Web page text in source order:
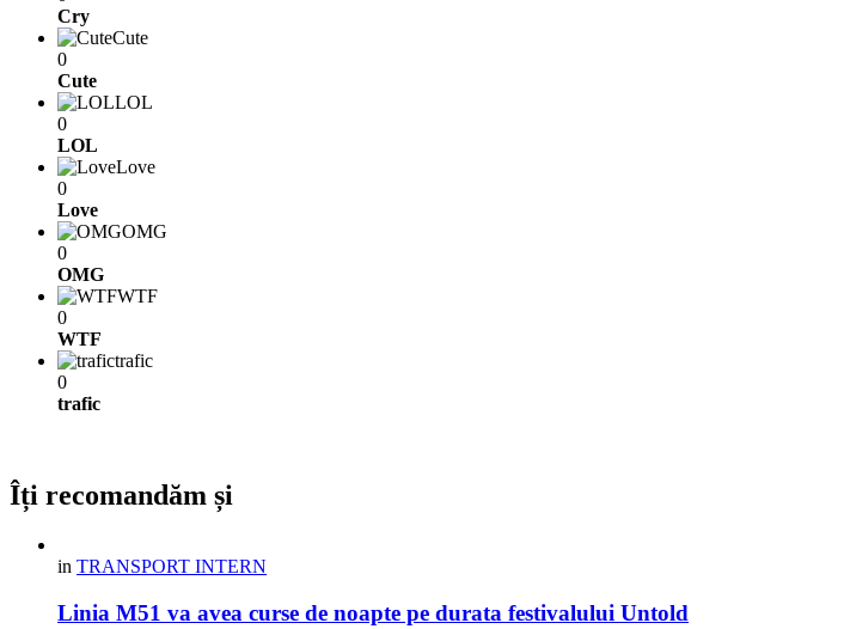
Cry
Cute
0
Cute
LOL
0
LOL
Love
0
Love
OMG
0
OMG
WTF
0
WTF
trafic
0
trafic
Îți recomandăm și
in TRANSPORT INTERN
Linia M51 va avea curse de noapte pe durata festivalului Untold